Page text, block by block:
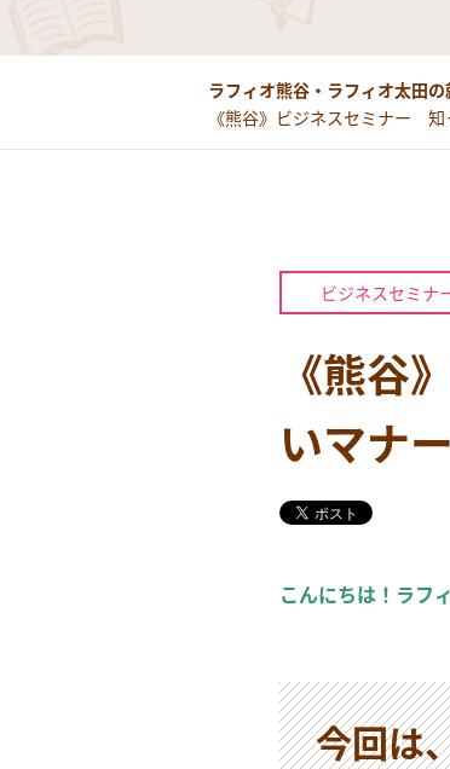
ラフィオ熊谷・ラフィオ太田
《熊谷》ビジネスセミナー 知
ビジネスセミナ
《熊谷
いマナ
こんにちは！ラフ
今回は